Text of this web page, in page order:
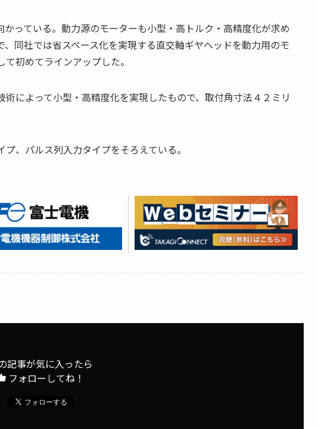
っている。動力源のモーターも小型・高トルク・高精度化が求め
同社では省スペース化を実現する直交軸ギヤヘッドを動力用のモ
初めてラインアップした。
によって小型・高精度化を実現したもので、取付角寸法４２ミリ
、パルス列入力タイプをそろえている。
記事が気に入ったら
フォローしてね！